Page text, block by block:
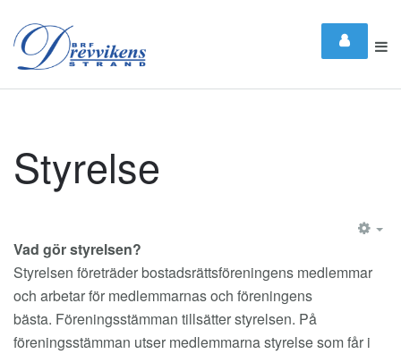
Styrelse
Vad gör styrelsen?
Styrelsen företräder bostadsrättsföreningens medlemmar
och arbetar för medlemmarnas och föreningens
bästa. Föreningsstämman tillsätter styrelsen. På
föreningsstämman utser medlemmarna styrelse som får i